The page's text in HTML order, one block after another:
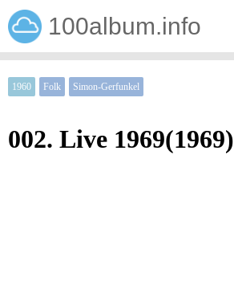
100album.info
1960 Folk Simon-Gerfunkel
002. Live 1969(1969)